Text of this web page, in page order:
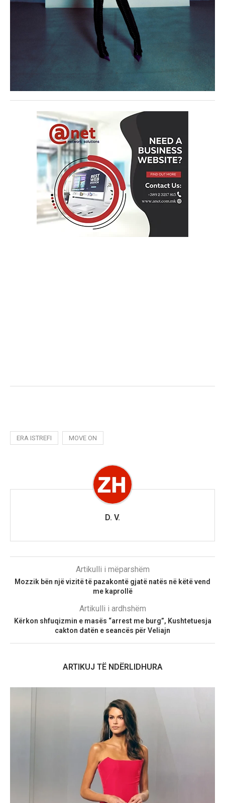
ERA ISTREFI MOVE ON
D. V.
Artikulli i mëparshëm
Mozzik bën një vizitë të pazakontë gjatë natës në këtë vend
me kaprollë
Artikulli i ardhshëm
Kërkon shfuqizmin e masës “arrest me burg”, Kushtetuesja
cakton datën e seancës për Veliajn
ARTIKUJ TË NDËRLIDHURA